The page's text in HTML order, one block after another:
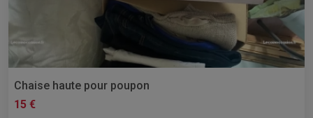
Chaise haute pour poupon
15 €